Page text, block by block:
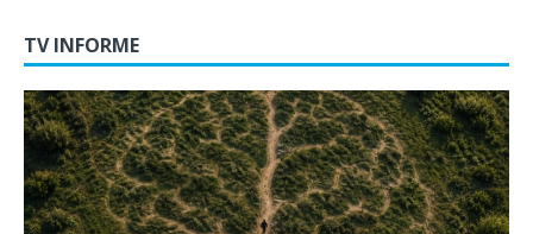
TV INFORME